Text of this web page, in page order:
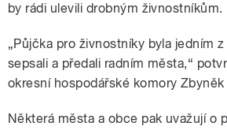
by rádi ulevili drobným živnostníkům.
„Půjčka pro živnostníky byla jedním
sepsali a předali radním města,“
okresní hospodářské komory Zbyněk
Některá města a obce pak uvažují o